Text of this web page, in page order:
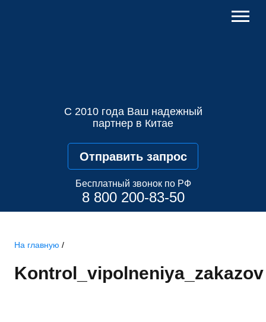
С 2010 года Ваш надежный
партнер в Китае
Отправить запрос
Бесплатный звонок по РФ
8 800 200-83-50
На главную /
Kontrol_vipolneniya_zakazov